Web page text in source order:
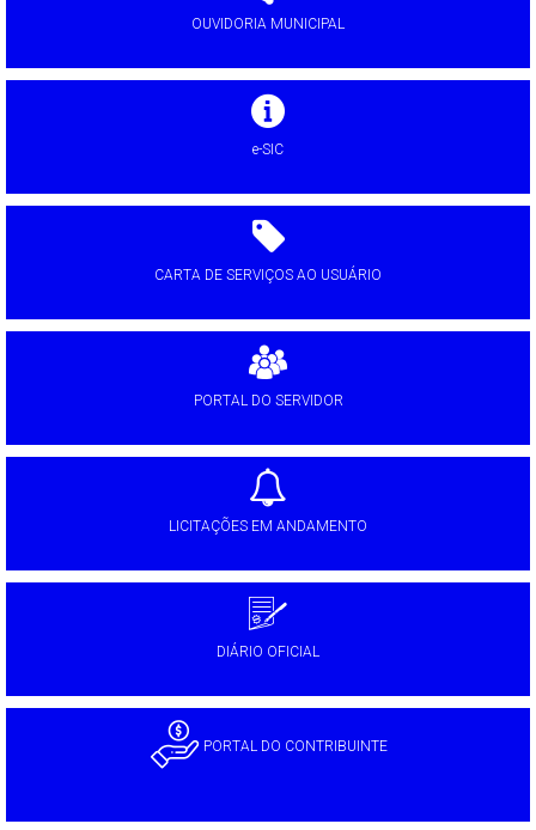
OUVIDORIA MUNICIPAL
e-SIC
CARTA DE SERVIÇOS AO USUÁRIO
PORTAL DO SERVIDOR
LICITAÇÕES EM ANDAMENTO
DIÁRIO OFICIAL
PORTAL DO CONTRIBUINTE